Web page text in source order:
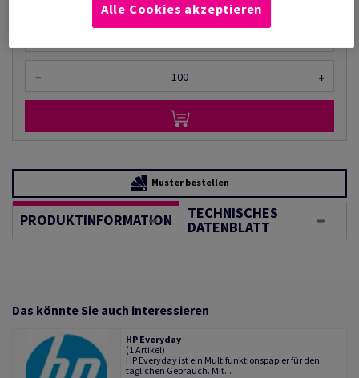
Mengeneinheiten
− +
Muster bestellen
PRODUKTINFORMATION TECHNISCHES
DATENBLATT
Das könnte Sie auch interessieren
HP Everyday
(1 Artikel)
HP Everyday ist ein Multifunktionspapier für den
täglichen Gebrauch. Mit...
Alle Cookies akzeptieren